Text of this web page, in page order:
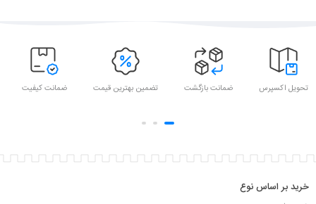
تحویل اکسپرس ضمانت بازگشت تضمین بهترین قیمت ضمانت کیفیت
خرید بر اساس نوع